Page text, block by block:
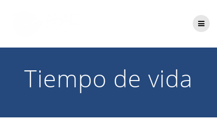
Tiempo de vida